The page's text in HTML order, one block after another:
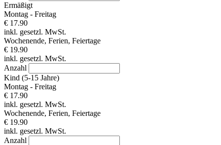
Ermäßigt
Montag - Freitag
€ 17.90
inkl. gesetzl. MwSt.
Wochenende, Ferien, Feiertage
€ 19.90
inkl. gesetzl. MwSt.
Anzahl
Kind (5-15 Jahre)
Montag - Freitag
€ 17.90
inkl. gesetzl. MwSt.
Wochenende, Ferien, Feiertage
€ 19.90
inkl. gesetzl. MwSt.
Anzahl